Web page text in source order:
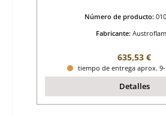
Número de producto:
Fabricante:
Precio
635,53 €
tiempo de entrega aprox. 9-
Detalles